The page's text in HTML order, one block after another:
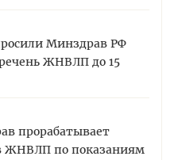
Минздрав РФ
ЖНВЛП до 15
прорабатывает
ЖНВЛП по показаниям